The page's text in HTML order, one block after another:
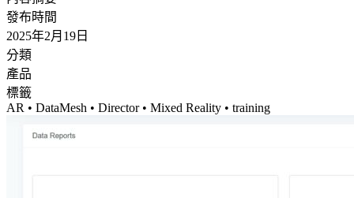
發布時間
2025年2月19日
分類
產品
標籤
AR • DataMesh • Director • Mixed Reality • training